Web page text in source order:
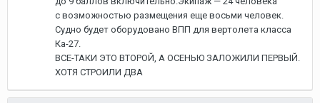
с возможностью размещения еще восьми человек.
Судно будет оборудовано ВПП для вертолета класса
Ка-27.
ВСЕ-ТАКИ ЭТО ВТОРОЙ, А ОСЕНЬЮ ЗАЛОЖИЛИ ПЕРВЫЙ.
ХОТЯ СТРОИЛИ ДВА